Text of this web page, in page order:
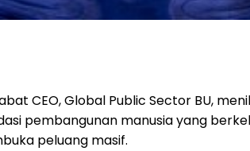
CEO, Global Public Sector BU,
pembangunan manusia yang
peluang masif.